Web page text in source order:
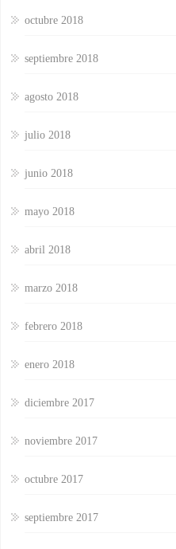
octubre 2018
septiembre 2018
agosto 2018
julio 2018
junio 2018
mayo 2018
abril 2018
marzo 2018
febrero 2018
enero 2018
diciembre 2017
noviembre 2017
octubre 2017
septiembre 2017